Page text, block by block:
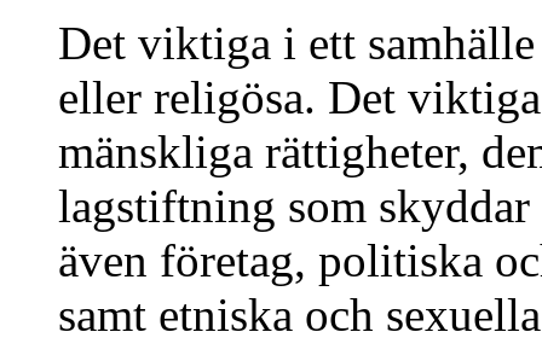
Det viktiga i ett
eller religösa. Det
mänskliga rättigheter,
lagstiftning som skyddar
även företag, politiska
samt etniska och